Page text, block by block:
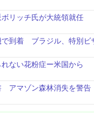
リッチ氏が大統領就任
で到着 ブラジル、特別ビ
ない花粉症ー米国から
アマゾン森林消失を警告